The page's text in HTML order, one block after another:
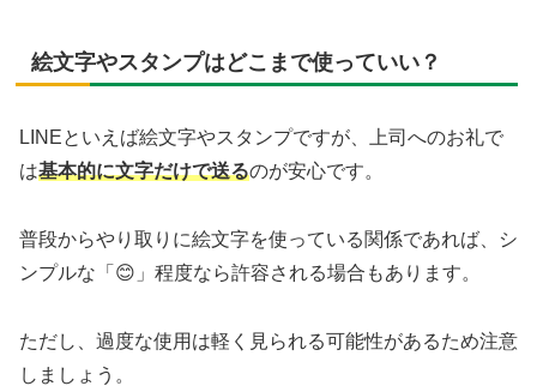
絵文字やスタンプはどこまで使っていい？
LINEといえば絵文字やスタンプですが、上司へのお礼で
は基本的に文字だけで送るのが安心です。
普段からやり取りに絵文字を使っている関係であれば、シ
ンプルな「😊」程度なら許容される場合もあります。
ただし、過度な使用は軽く見られる可能性があるため注意
しましょう。